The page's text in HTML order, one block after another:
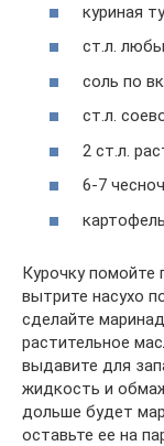
куриная
ст.л.
соль по
ст.л.
2 ст.л.
6-7
Курочку помойте
вытрите насухо
сделайте
растительное
выдавите для
жидкость и
дольше будет
оставьте ее на